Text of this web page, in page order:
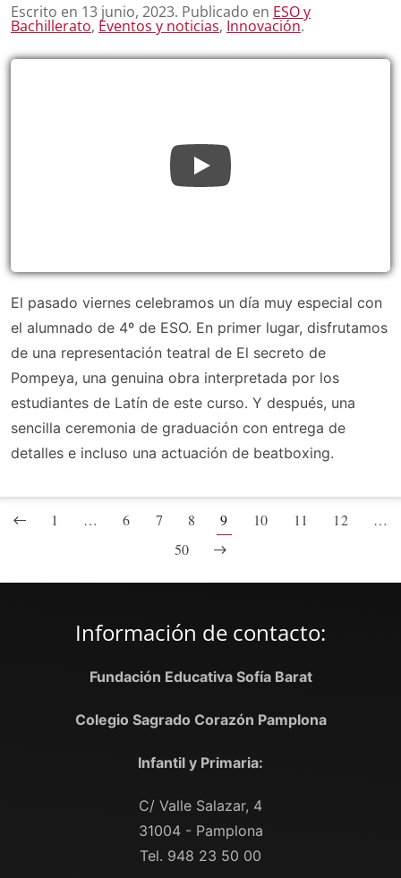
Escrito en 13 junio, 2023. Publicado en ESO y
Bachillerato, Eventos y noticias, Innovación.
El pasado viernes celebramos un día muy especial con
el alumnado de 4º de ESO. En primer lugar, disfrutamos
de una representación teatral de El secreto de
Pompeya, una genuina obra interpretada por los
estudiantes de Latín de este curso. Y después, una
sencilla ceremonia de graduación con entrega de
detalles e incluso una actuación de beatboxing.
1 … 6 7 8 9 10 11 12
…
50
Información de contacto:
Fundación Educativa Sofía Barat
Colegio Sagrado Corazón Pamplona
Infantil y Primaria:
C/ Valle Salazar, 4
31004 - Pamplona
Tel. 948 23 50 00